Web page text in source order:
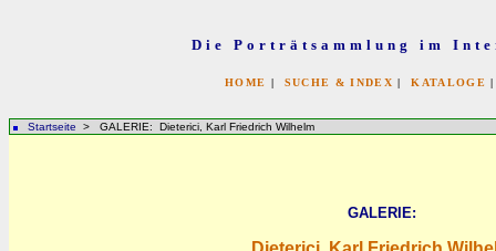
Die Porträtsammlung im
HOME | SUCHE & INDEX |KATALOGE
Startseite > GALERIE: Dieterici, Karl Friedrich Wilhelm
GALERIE: